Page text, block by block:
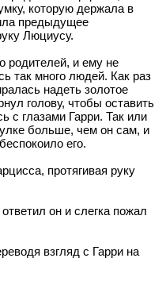
которую держала в
предыдущее
Люциусу.
родителей, и ему не
так много людей. Как раз
надеть золотое
голову, чтобы оставить
с глазами Гарри. Так или
больше, чем он сам, и
его.
протягивая руку
он и слегка пожал
взгляд с Гарри на